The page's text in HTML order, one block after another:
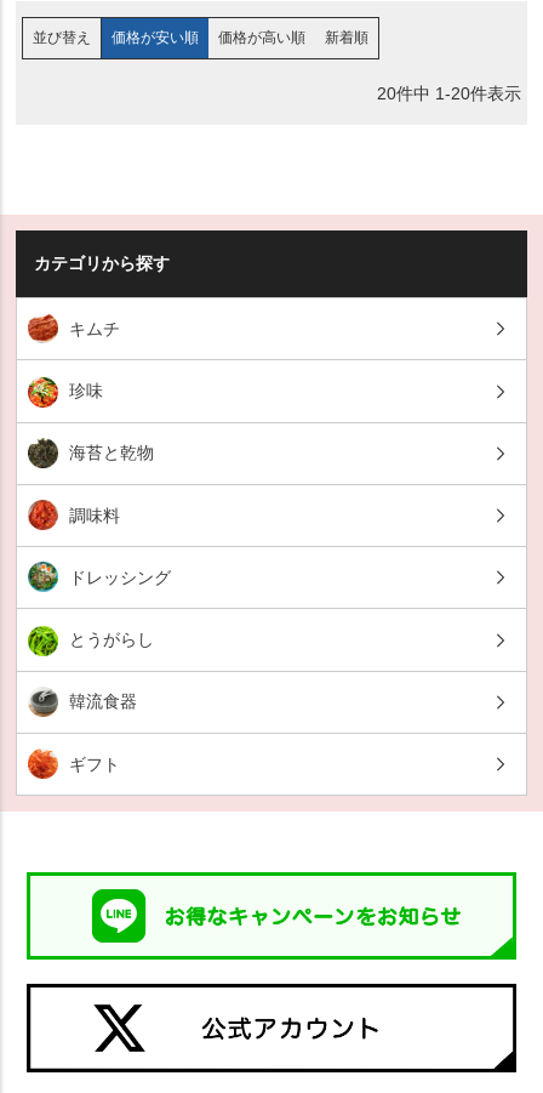
並び替え 価格が安い順 価格が高い順 新着順
20件中 1-20件表示
カテゴリから探す
キムチ
珍味
海苔と乾物
調味料
ドレッシング
とうがらし
韓流食器
ギフト